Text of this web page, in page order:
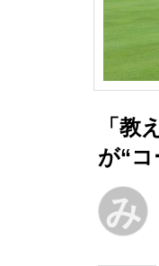
「教
が“コ
み